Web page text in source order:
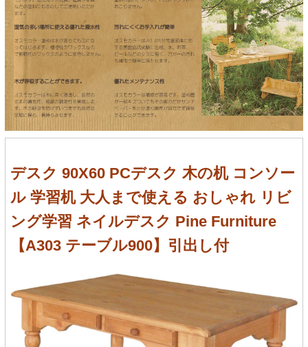
デスク 90X60 PCデスク 木の机 コンソー
ル 学習机 大人まで使える おしゃれ リビ
ング学習 ネイルデスク Pine Furniture
【A303 テーブル900】引出し付